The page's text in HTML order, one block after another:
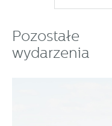
Pozostałe
wydarzenia